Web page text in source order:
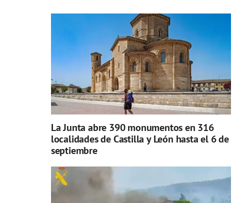
La Junta abre 390 monumentos en 316
localidades de Castilla y León hasta el 6 de
septiembre